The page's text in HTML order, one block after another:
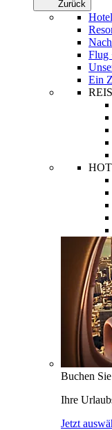
Zurück
Flug
Ein
Buchen
Ihre
Jetzt